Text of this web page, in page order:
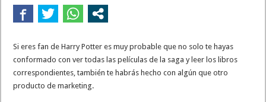
Si eres fan de Harry Potter es muy probable que no solo te hayas
conformado con ver todas las películas de la saga y leer los libros
correspondientes, también te habrás hecho con algún que otro
producto de marketing.